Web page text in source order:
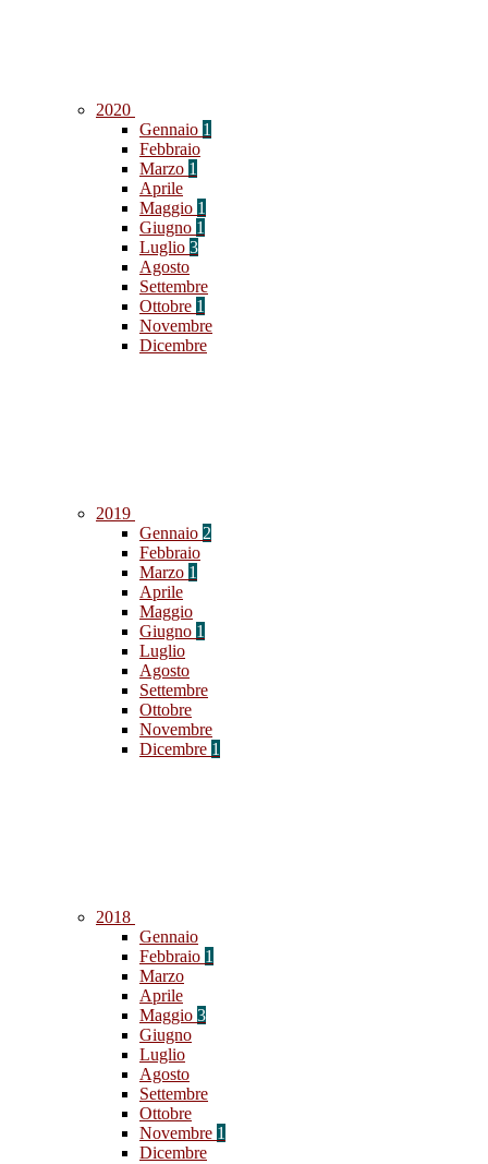
2020
Gennaio 1
Febbraio
Marzo 1
Aprile
Maggio 1
Giugno 1
Luglio 3
Agosto
Settembre
Ottobre 1
Novembre
Dicembre
2019
Gennaio 2
Febbraio
Marzo 1
Aprile
Maggio
Giugno 1
Luglio
Agosto
Settembre
Ottobre
Novembre
Dicembre 1
2018
Gennaio
Febbraio 1
Marzo
Aprile
Maggio 3
Giugno
Luglio
Agosto
Settembre
Ottobre
Novembre 1
Dicembre